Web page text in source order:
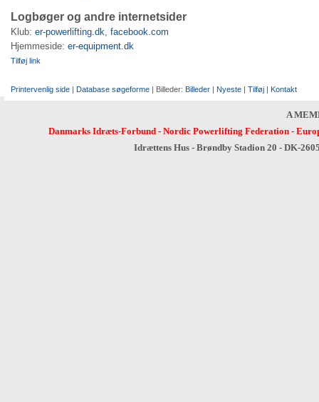
Logbøger og andre internetsider
Klub: er-powerlifting.dk, facebook.com
Hjemmeside: er-equipment.dk
Tilføj link
Printervenlig side | Database søgeforme | Billeder: Billeder | Nyeste | Tilføj | Kontakt
A
Danmarks Idræts-Forbund- Nordic Powerlifting Federation-
Idrættens Hus - Brøndby Stadion 20 - DK-